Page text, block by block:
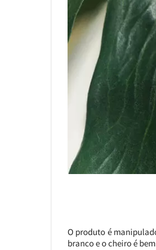
O produto é
branco e o cheiro é